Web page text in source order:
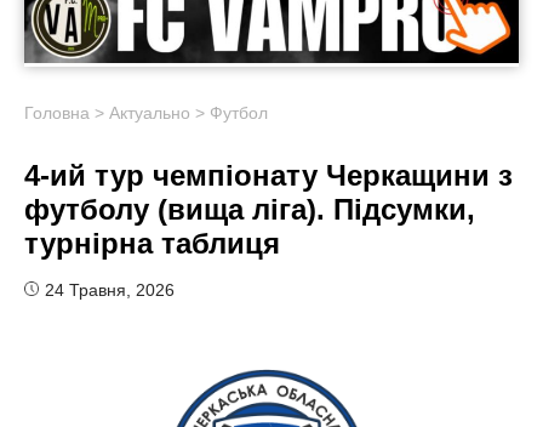
Головна > Актуально > Футбол
4-ий тур чемпіонату Черкащини з
футболу (вища ліга). Підсумки,
турнірна таблиця
24 Травня, 2026